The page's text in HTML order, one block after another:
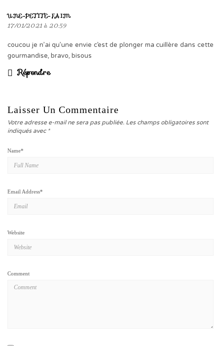
UNE-PETITE-FAIM
17/01/2021 à 20:59
coucou je n’ai qu’une envie c’est de plonger ma cuillère dans cette
gourmandise, bravo, bisous
Répondre
Laisser Un Commentaire
Votre adresse e-mail ne sera pas publiée. Les champs obligatoires sont
indiqués avec *
Name*
Email Address*
Website
Comment